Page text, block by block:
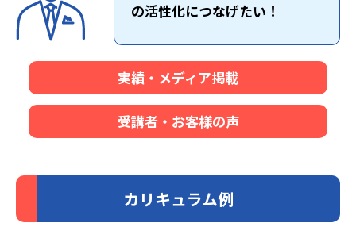
の活性化につなげたい！
実績・メディア掲載
受講者・お客様の声
カリキュラム例